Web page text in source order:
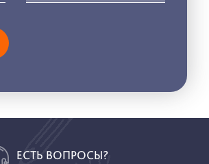
ЕСТЬ ВОПРОСЫ?